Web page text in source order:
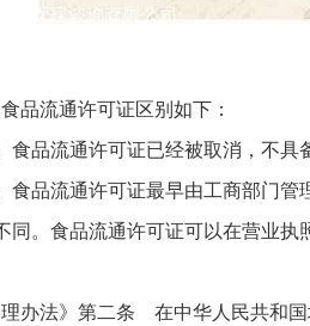
品流通许可证区别如下：
食品流通许可证已经被取消，不
食品流通许可证最早由工商部门
同。食品流通许可证可以在营业
理办法》第二条 在中华人民共和